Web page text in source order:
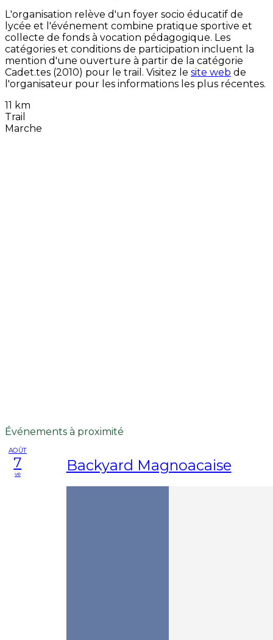
L'organisation relève d'un foyer socio éducatif de
lycée et l'événement combine pratique sportive et
collecte de fonds à vocation pédagogique. Les
catégories et conditions de participation incluent la
mention d'une ouverture à partir de la catégorie
Cadet.tes (2010) pour le trail. Visitez le site web de
l'organisateur pour les informations les plus récentes.
11 km
Trail
Marche
Événements à proximité
AOÛT
7
ve Backyard Magnoacaise